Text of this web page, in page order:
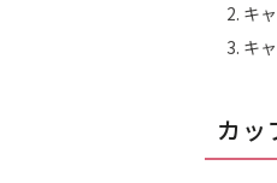
キ
キ
カッ